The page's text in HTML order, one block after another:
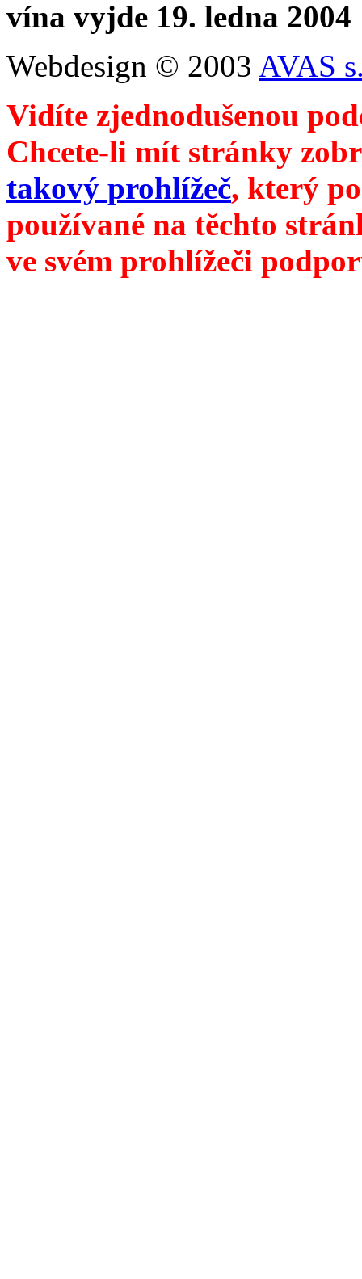
vína vyjde 19. ledna 2004
Webdesign © 2003 AVAS
Vidíte zjednodušenou
Chcete-li mít stránky
takový prohlížeč, který
používané na těchto
ve svém prohlížeči